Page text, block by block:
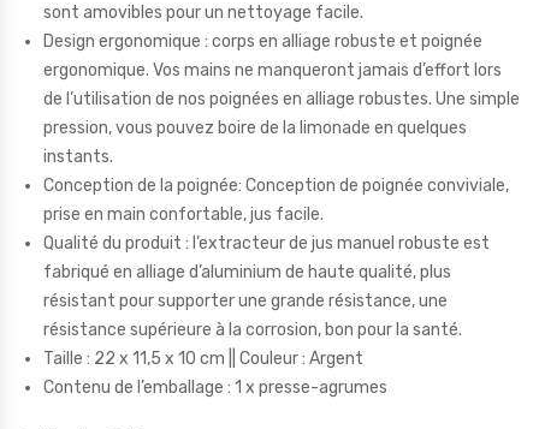
sont amovibles pour un nettoyage facile.
Design ergonomique : corps en alliage robuste et poignée
ergonomique. Vos mains ne manqueront jamais d’effort lors
de l’utilisation de nos poignées en alliage robustes. Une simple
pression, vous pouvez boire de la limonade en quelques
instants.
Conception de la poignée: Conception de poignée conviviale,
prise en main confortable, jus facile.
Qualité du produit : l’extracteur de jus manuel robuste est
fabriqué en alliage d’aluminium de haute qualité, plus
résistant pour supporter une grande résistance, une
résistance supérieure à la corrosion, bon pour la santé.
Taille : 22 x 11,5 x 10 cm || Couleur : Argent
Contenu de l’emballage : 1 x presse-agrumes